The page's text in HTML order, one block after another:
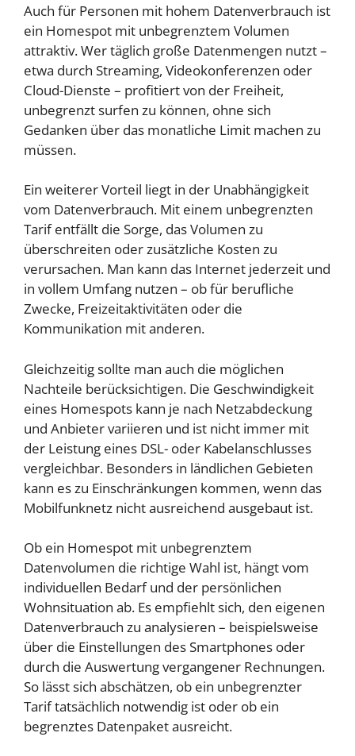
Auch für Personen mit hohem Datenverbrauch ist
ein Homespot mit unbegrenztem Volumen
attraktiv. Wer täglich große Datenmengen nutzt –
etwa durch Streaming, Videokonferenzen oder
Cloud-Dienste – profitiert von der Freiheit,
unbegrenzt surfen zu können, ohne sich
Gedanken über das monatliche Limit machen zu
müssen.
Ein weiterer Vorteil liegt in der Unabhängigkeit
vom Datenverbrauch. Mit einem unbegrenzten
Tarif entfällt die Sorge, das Volumen zu
überschreiten oder zusätzliche Kosten zu
verursachen. Man kann das Internet jederzeit und
in vollem Umfang nutzen – ob für berufliche
Zwecke, Freizeitaktivitäten oder die
Kommunikation mit anderen.
Gleichzeitig sollte man auch die möglichen
Nachteile berücksichtigen. Die Geschwindigkeit
eines Homespots kann je nach Netzabdeckung
und Anbieter variieren und ist nicht immer mit
der Leistung eines DSL- oder Kabelanschlusses
vergleichbar. Besonders in ländlichen Gebieten
kann es zu Einschränkungen kommen, wenn das
Mobilfunknetz nicht ausreichend ausgebaut ist.
Ob ein Homespot mit unbegrenztem
Datenvolumen die richtige Wahl ist, hängt vom
individuellen Bedarf und der persönlichen
Wohnsituation ab. Es empfiehlt sich, den eigenen
Datenverbrauch zu analysieren – beispielsweise
über die Einstellungen des Smartphones oder
durch die Auswertung vergangener Rechnungen.
So lässt sich abschätzen, ob ein unbegrenzter
Tarif tatsächlich notwendig ist oder ob ein
begrenztes Datenpaket ausreicht.